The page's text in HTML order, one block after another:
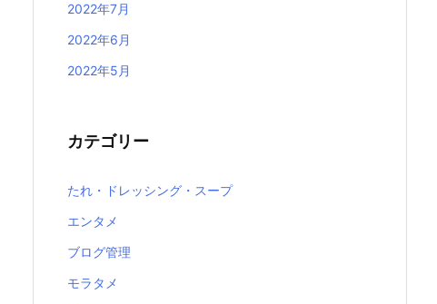
2022年7月
2022年6月
2022年5月
カテゴリー
たれ・ドレッシング・スープ
エンタメ
ブログ管理
モラタメ